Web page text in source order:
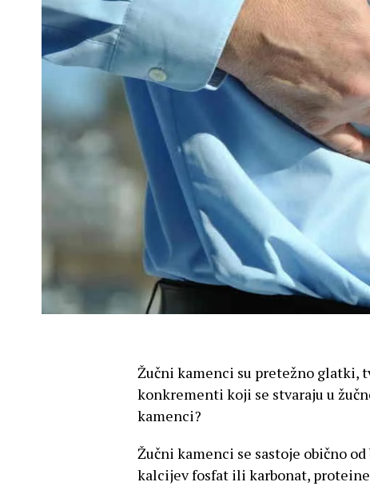
Žučni kamenci su pretežno glatki,
konkrementi koji se stvaraju u
kamenci?
Žučni kamenci se sastoje obično
kalcijev fosfat ili karbonat,